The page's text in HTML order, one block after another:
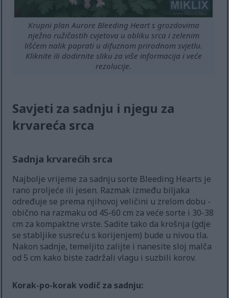
Krupni plan Aurore Bleeding Heart s grozdovima
nježno ružičastih cvjetova u obliku srca i zelenim
lišćem nalik paprati u difuznom prirodnom svjetlu.
Kliknite ili dodirnite sliku za više informacija i veće
rezolucije.
Savjeti za sadnju i njegu za
krvareća srca
Sadnja krvarećih srca
Najbolje vrijeme za sadnju sorte Bleeding Hearts je
rano proljeće ili jesen. Razmak između biljaka
određuje se prema njihovoj veličini u zrelom dobu -
obično na razmaku od 45-60 cm za veće sorte i 30-38
cm za kompaktne vrste. Sadite tako da krošnja (gdje
se stabljike susreću s korijenjem) bude u nivou tla.
Nakon sadnje, temeljito zalijte i nanesite sloj malča
od 5 cm kako biste zadržali vlagu i suzbili korov.
Korak-po-korak vodič za sadnju: